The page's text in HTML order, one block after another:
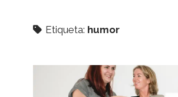
Etiqueta: humor